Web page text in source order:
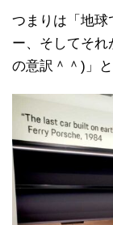
つまりは「地球
ー、そしてそ
の意訳＾＾)」